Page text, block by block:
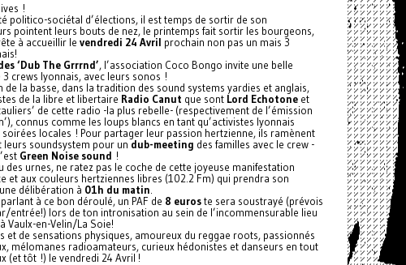
!
politico-sociétal d’élections, il est temps de sortir de son
pointent leurs bouts de nez, le printemps fait sortir les bourgeons,
à accueillir le vendredi 24 Avril prochain non pas un mais 3
‘Dub The Grrrnd’, l’association Coco Bongo invite une belle
crews lyonnais, avec leurs sonos !
de la basse, dans la tradition des sound systems yardies et anglais,
de la libre et libertaire Radio Canut que sont Lord Echotone et
de cette radio -la plus rebelle- (respectivement de l’émission
connus comme les loups blancs en tant qu’activistes lyonnais
locales ! Pour partager leur passion hertzienne, ils ramènent
leurs soundsystem pour undub-meeting des familles avec le crew -
Green Noise sound !
des urnes, ne ratez pas le coche de cette joyeuse manifestation
et aux couleurs hertziennes libres (102.2 Fm) qui prendra son
délibération à 01h du matin
à ce bon déroulé, un PAF de 8 euroste sera soustrayé (prévois
entrée!) lors de ton intronisation au sein de l’incommensurable lieu
à Vaulx-en-Velin/La Soie!
et de sensations physiques, amoureux du reggae roots, passionnés
mélomanes radioamateurs, curieux hédonistes et danseurs en tout
(et tôt !) le vendredi 24 Avril !